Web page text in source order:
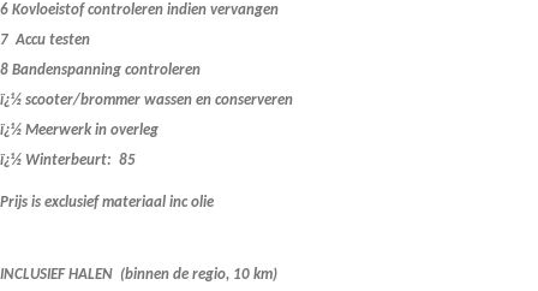
6 Kovloeistof controleren indien vervangen
7 Accu testen
8 Bandenspanning controleren
ï¿½ scooter/brommer wassen en conserveren
ï¿½ Meerwerk in overleg
ï¿½ Winterbeurt: 85
Prijs is exclusief materiaal inc olie
INCLUSIEF HALEN (binnen de regio, 10 km)